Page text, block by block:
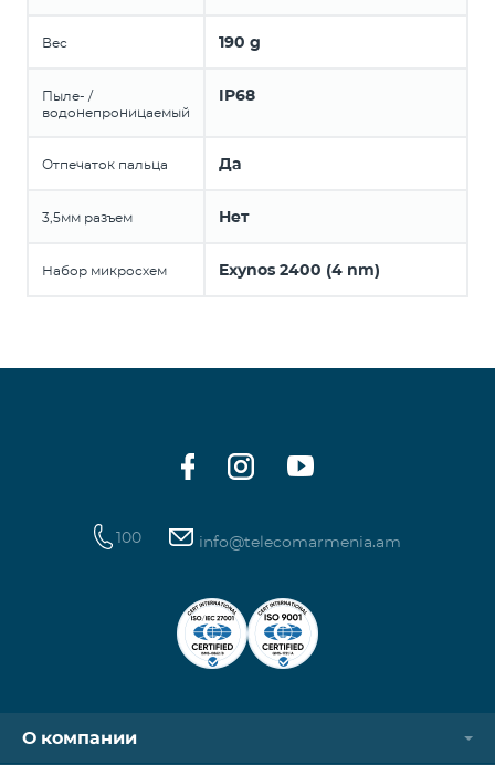
Вес 190 g
Пыле- /
водонепроницаемый
IP68
Отпечаток пальца Да
3,5мм разъем Нет
Набор микросхем Exynos 2400 (4 nm)
100 info@telecomarmenia.am
О компании